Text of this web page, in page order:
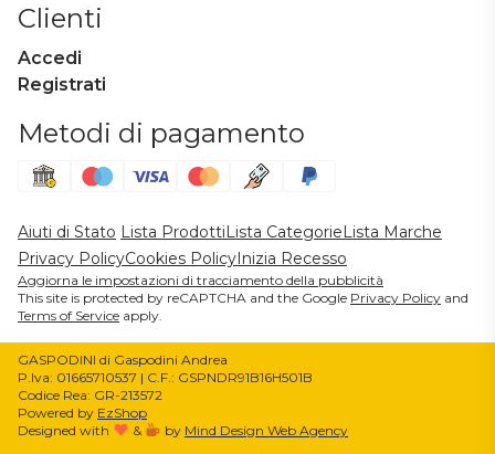
Clienti
Accedi
Registrati
Metodi di pagamento
Aiuti di Stato Lista ProdottiLista CategorieLista Marche
Privacy PolicyCookies PolicyInizia Recesso
Aggiorna le impostazioni di tracciamento della pubblicità
This site is protected by reCAPTCHA and the Google Privacy Policy and
Terms of Service apply.
GASPODINI di Gaspodini Andrea
P.Iva: 01665710537 | C.F.: GSPNDR91B16H501B
Codice Rea: GR-213572
Powered by EzShop
Designed with
& by Mind Design Web Agency